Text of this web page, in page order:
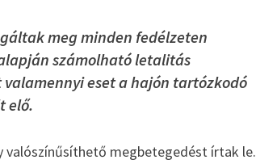
meg minden fedélzeten
számolható letalitás
eset a hajón tartózkodó
elő.
megbetegedést írtak le.